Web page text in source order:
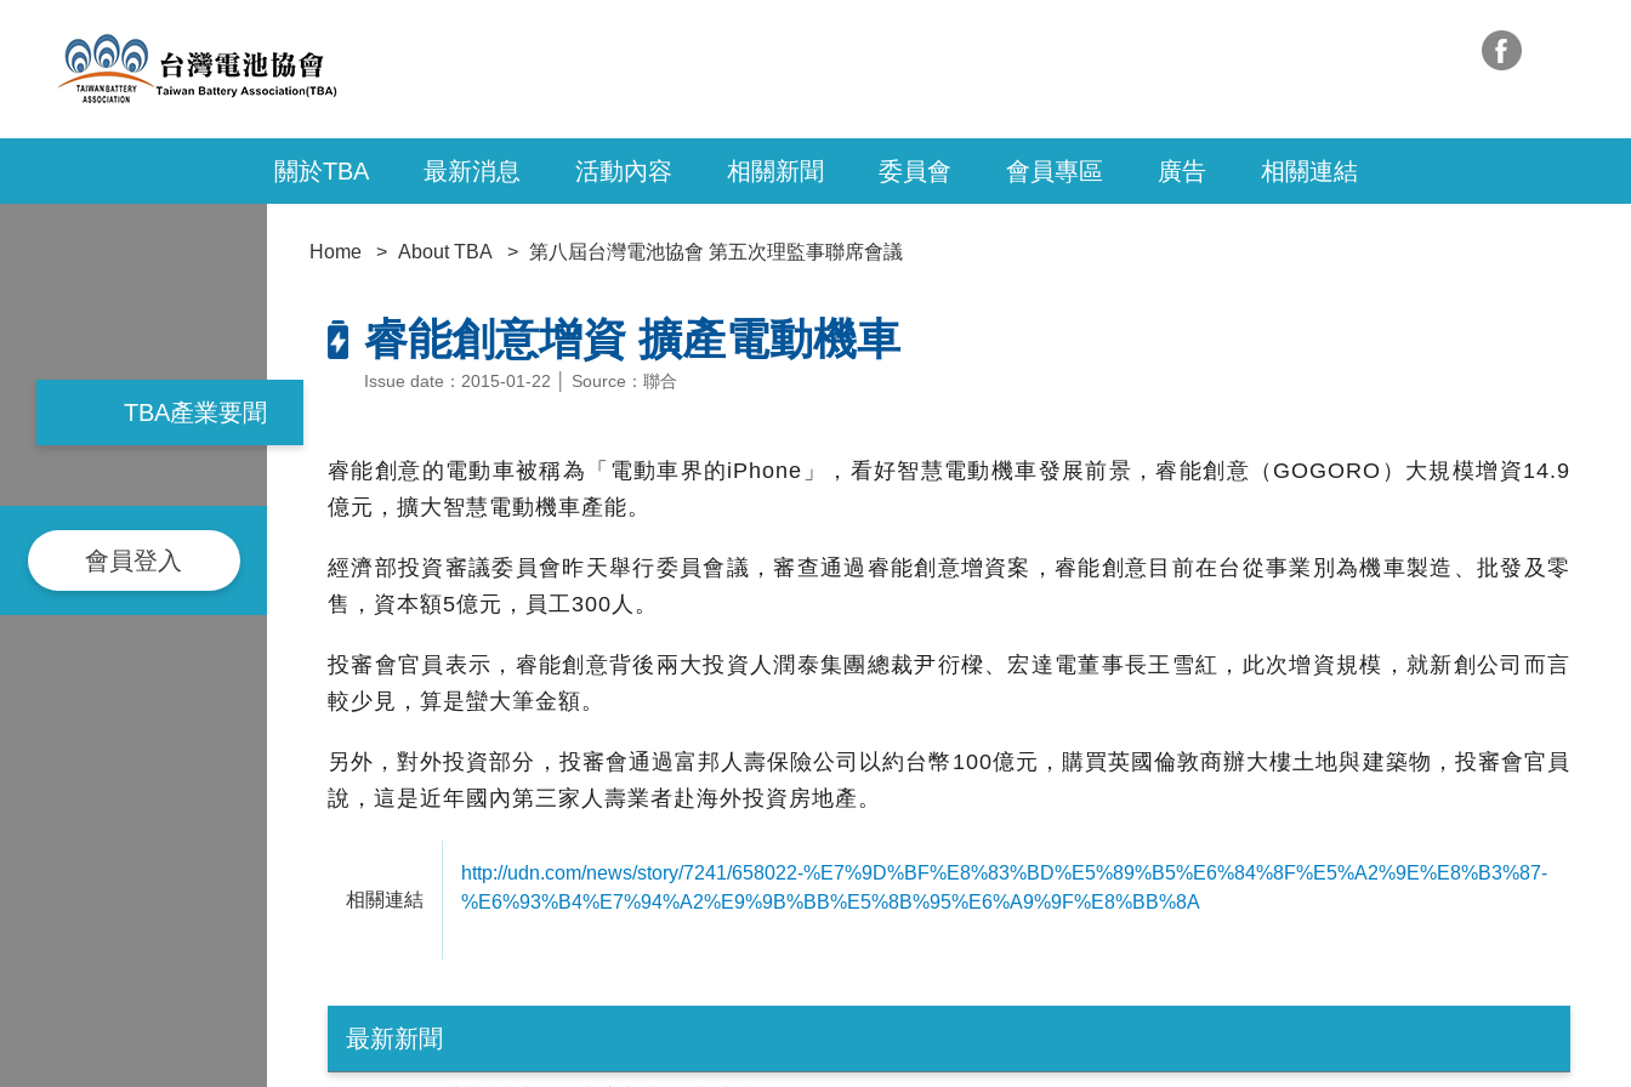
關於TBA 最新消息 活動內容 相關新聞 委員會 會員專區 廣告 相關連結
TBA產業要聞
會員登入
Home About TBA 第八屆台灣電池協會 第五次理監事聯席會議
睿能創意增資 擴產電動機車
Issue date：2015-01-22 │ Source：聯合
睿能創意的電動車被稱為「電動車界的iPhone」，看好智慧電動機車發展前景，睿能創意（GOGORO）大規模增資14.9
億元，擴大智慧電動機車產能。
經濟部投資審議委員會昨天舉行委員會議，審查通過睿能創意增資案，睿能創意目前在台從事業別為機車製造、批發及零
售，資本額5億元，員工300人。
投審會官員表示，睿能創意背後兩大投資人潤泰集團總裁尹衍樑、宏達電董事長王雪紅，此次增資規模，就新創公司而言
較少見，算是蠻大筆金額。
另外，對外投資部分，投審會通過富邦人壽保險公司以約台幣100億元，購買英國倫敦商辦大樓土地與建築物，投審會官員
說，這是近年國內第三家人壽業者赴海外投資房地產。
相關連結
http://udn.com/news/story/7241/658022-%E7%9D%BF%E8%83%BD%E5%89%B5%E6%84%8F%E5%A2%9E%E8%B3%87-
%E6%93%B4%E7%94%A2%E9%9B%BB%E5%8B%95%E6%A9%9F%E8%BB%8A
最新新聞